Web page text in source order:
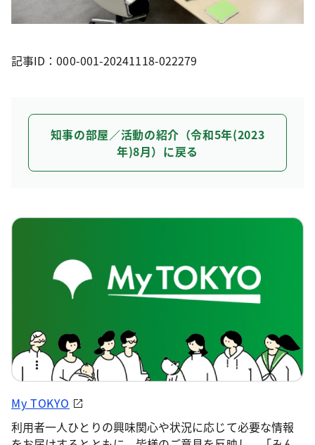
記事ID：000-001-20241118-022279
知事の部屋／活動の紹介（令和5年(2023
年)8月）に戻る
My TOKYO
利用者一人ひとりの興味関心や状況に応じて必要な情報